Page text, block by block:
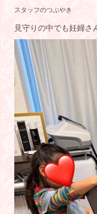
スタッフのつぶやき
見守りの中でも妊婦さ